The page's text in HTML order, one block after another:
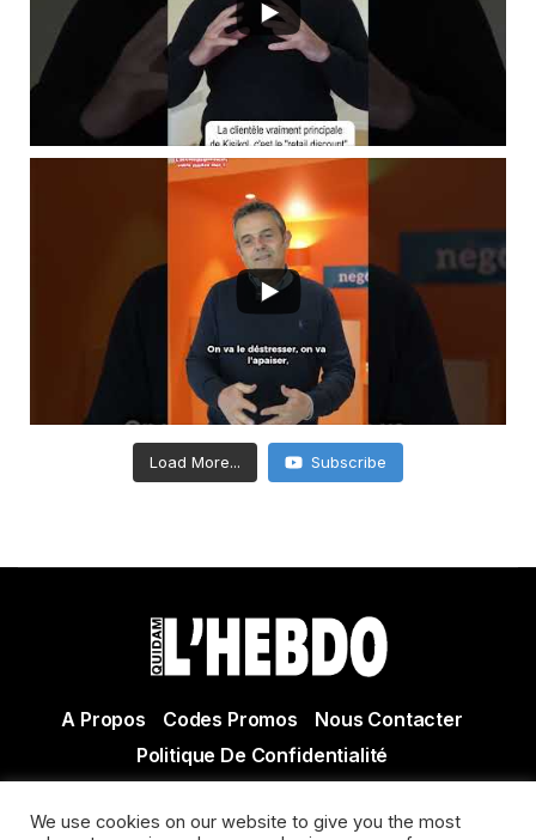
Load More... Subscribe
A Propos Codes Promos
Nous Contacter
Politique De Confidentialité
Actualité Agen - Actualité en lot et Garonne - Actualité
We use cookies on our website to give you the most